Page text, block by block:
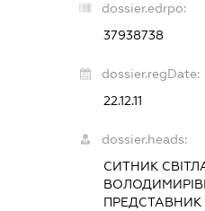
dossier.edrpo:
37938738
dossier.regDate:
22.12.11
dossier.heads:
СИТНИК
ПРЕДСТАВНИК